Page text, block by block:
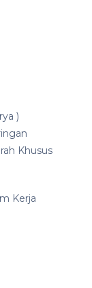
)
Khusus
Kerja